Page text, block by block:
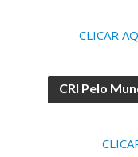
CLICAR
CRI Pelo